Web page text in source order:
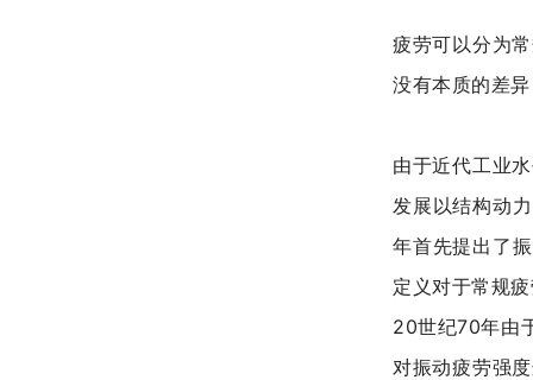
疲劳可以分为
没有本质的差
由于近代工业
发展以结构动
年首先提出了
定义对于常规
20世纪70年由
对振动疲劳强